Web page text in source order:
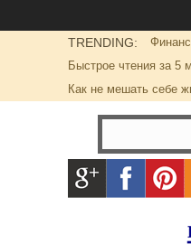
TRENDING:
Быстрое чтения за 5
Как не мешать себе